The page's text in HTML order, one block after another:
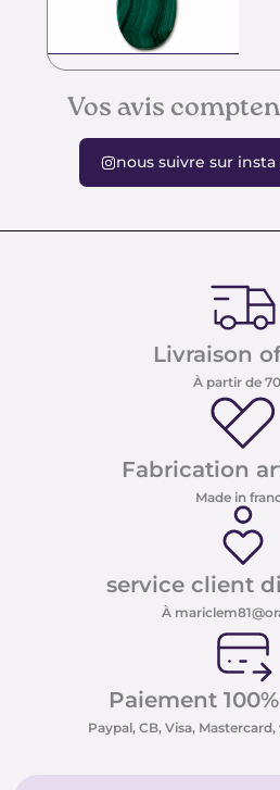
Vos avis
nous suivre sur insta
Livraison
À partir de
Fabrication
Made in
service client
À
Paiement
Paypal, CB, Visa,